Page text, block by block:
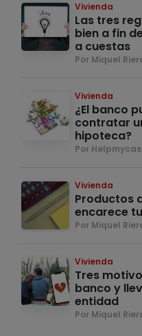
Vivienda
Las tres
bien a fin
a cuestas
Por Miquel
Vivienda
¿El banco
contratar
hipoteca?
Por
Vivienda
Productos
encarece
Por Miquel
Vivienda
Tres
banco y
entidad
Por Miquel